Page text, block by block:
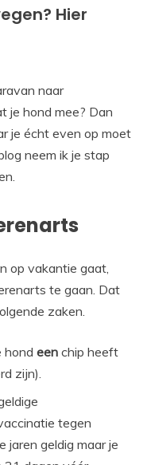
Hier
naar
je hond mee? Dan
je écht even op moet
neem ik je stap
op vakantie gaat,
te gaan. Dat
zaken.
hond een chip heeft
zijn).
tegen
jaren geldig maar je